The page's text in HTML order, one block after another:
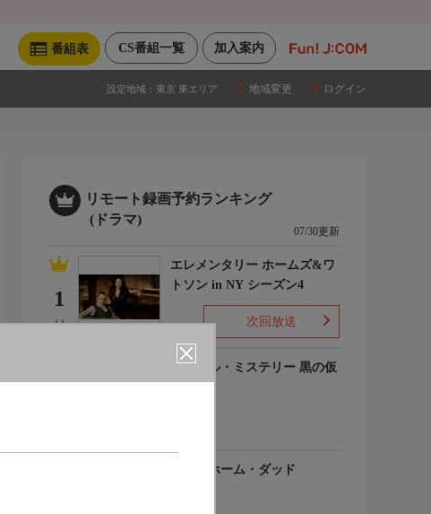
加入案内
CS番組一覧
番組表
設定地域： 東京 東エリア 地域変更 ログイン
リモート録画予約ランキング
(ドラマ)
07/30更新
1
(-)
エレメンタリー ホームズ&ワ
トソン in NY シーズン4
次回放送
ルーヴル・ミステリー 黒の仮
アットホーム・ダッド